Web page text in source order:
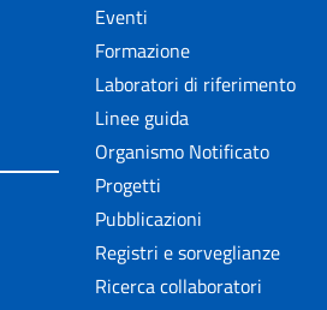
Eventi
Formazione
Laboratori di riferimento
Linee guida
Organismo Notificato
Progetti
Pubblicazioni
Registri e sorveglianze
Ricerca collaboratori